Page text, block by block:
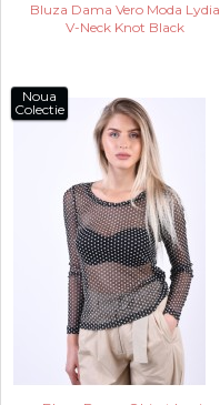
Bluza Dama Vero Moda Lydia
V-Neck Knot Black
Noua
Colectie